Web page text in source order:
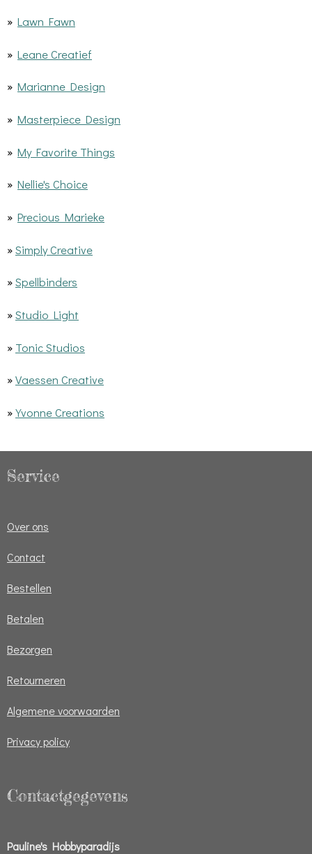
» Lawn Fawn
» Leane Creatief
» Marianne Design
» Masterpiece Design
» My Favorite Things
» Nellie's Choice
» Precious Marieke
»Simply Creative
»Spellbinders
»Studio Light
» Tonic Studios
»Vaessen Creative
»Yvonne Creations
Service
Over ons
Contact
Bestellen
Betalen
Bezorgen
Retourneren
Algemene voorwaarden
Privacy policy
Contactgegevens
Pauline's Hobbyparadijs